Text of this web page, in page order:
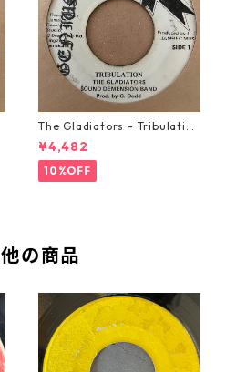
The Gladiators - Tribulation
【7-21365】
¥4,482
10%OFF
の商品